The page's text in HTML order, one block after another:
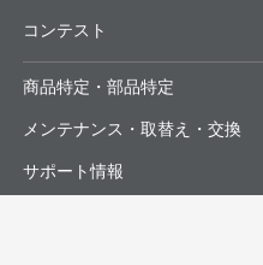
コンテスト
商品特定・部品特定
メンテナンス・取替え・交換
サポート情報